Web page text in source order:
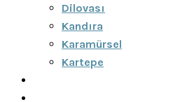
Dilovası
Kandıra
Karamürsel
Kartepe